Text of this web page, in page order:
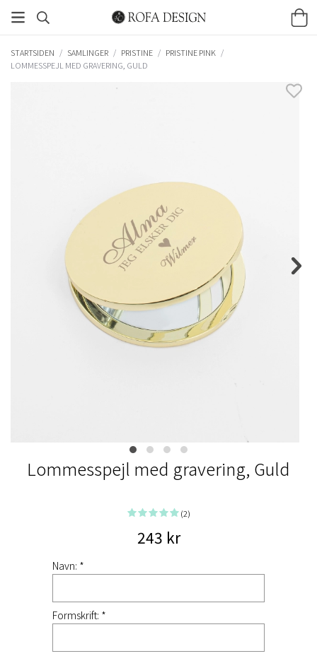
STARTSIDEN / SAMLINGER / PRISTINE / PRISTINE PINK /
LOMMESSPEJL MED GRAVERING, GULD
Lommesspejl med gravering, Guld
(2)
243 kr
Navn: *
Formskrift: *